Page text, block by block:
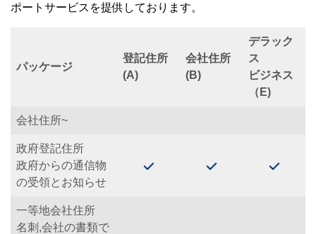
ポートサービスを提供しております。
パッケージ
登記住所
(A)
会社住所
(B)
デラック
ス
ビジネス
（E)
会社住所~
政府登記住所
政府からの通信物
の受領とお知らせ
一等地会社住所
名刺,会社の書類で